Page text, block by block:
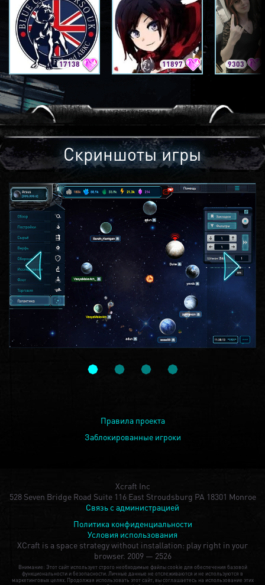
17138 11897 9303
Скриншоты игры
Правила проекта
Заблокированные игроки
Xcraft Inc
528 Seven Bridge Road Suite 116 East Stroudsburg PA 18301 Monroe
Связь с администрацией
Политика конфиденциальности
Условия использования
XCraft is a space strategy without installation: play right in your
browser. 2009 — 2526
Внимание: Этот сайт использует строго необходимые файлы cookie для обеспечения базовой
функциональности и безопасности. Личные данные не отслеживаются и не используются в
маркетинговых целях. Продолжая использовать этот сайт, вы соглашаетесь на использование этих